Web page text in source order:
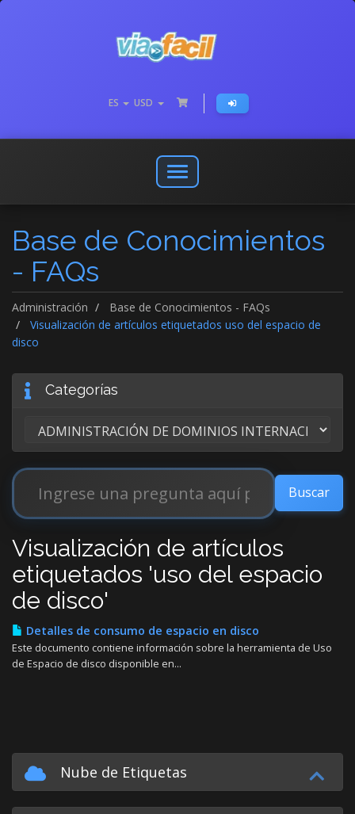
ES USD
Abrir
o
menú
de
Base de Conocimientos
- FAQs
Administración
Base de Conocimientos - FAQs
Visualización de artículos etiquetados uso del espacio de
disco
Categorías
Visualización de artículos
etiquetados 'uso del espacio
de disco'
Detalles de consumo de espacio en disco
Este documento contiene información sobre la herramienta de Uso
de Espacio de disco disponible en...
Nube de Etiquetas